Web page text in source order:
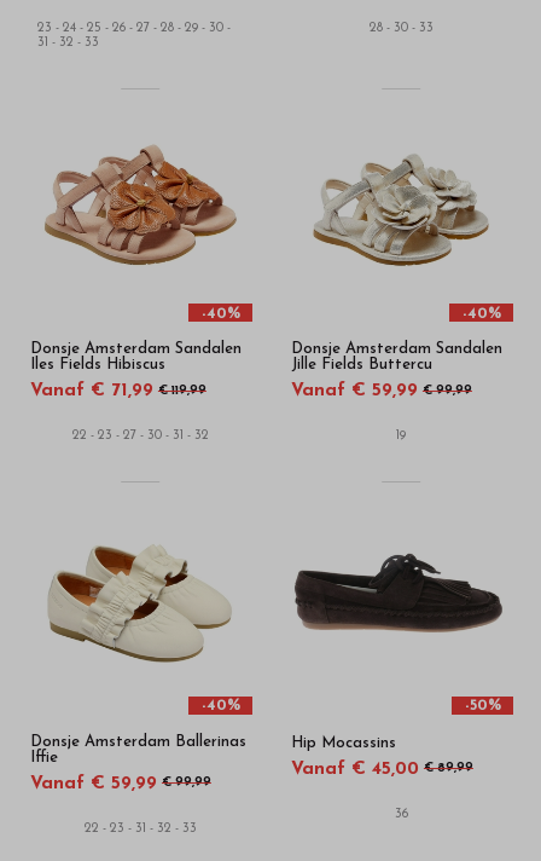
23 - 24 - 25 - 26 - 27 - 28 - 29 - 30 -
31 - 32 - 33
28 - 30 - 33
-40%
Donsje Amsterdam Sandalen
Iles Fields Hibiscus
Vanaf € 71,99 € 119,99
22 - 23 - 27 - 30 - 31 - 32
-40%
Donsje Amsterdam Sandalen
Jille Fields Buttercu
Vanaf € 59,99 € 99,99
19
-40%
Donsje Amsterdam Ballerinas
Iffie
Vanaf € 59,99 € 99,99
22 - 23 - 31 - 32 - 33
-50%
Hip Mocassins
Vanaf € 45,00 € 89,99
36